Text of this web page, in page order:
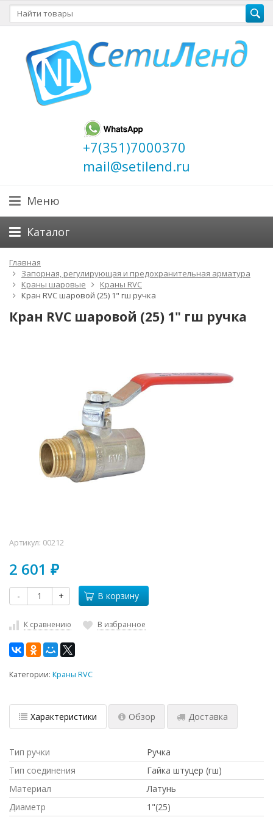
+7(351)7000370
mail@setilend.ru
Меню
Каталог
Главная
Запорная, регулирующая и предохранительная арматура
Краны шаровые
Краны RVC
Кран RVC шаровой (25) 1" гш ручка
Кран RVC шаровой (25) 1" гш ручка
Артикул: 00212
2 601 ₽
- + В корзину
К сравнению В избранное
Категории: Краны RVC
Характеристики Обзор Доставка
Тип ручки
Ручка
Тип соединения
Гайка штуцер (гш)
Материал
Латунь
Диаметр
1"(25)